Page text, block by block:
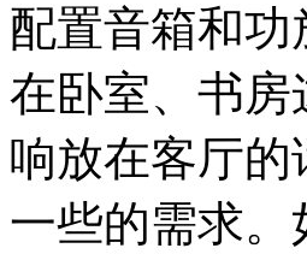
配置音箱和功
在卧室、书
响放在客厅
一些的需求